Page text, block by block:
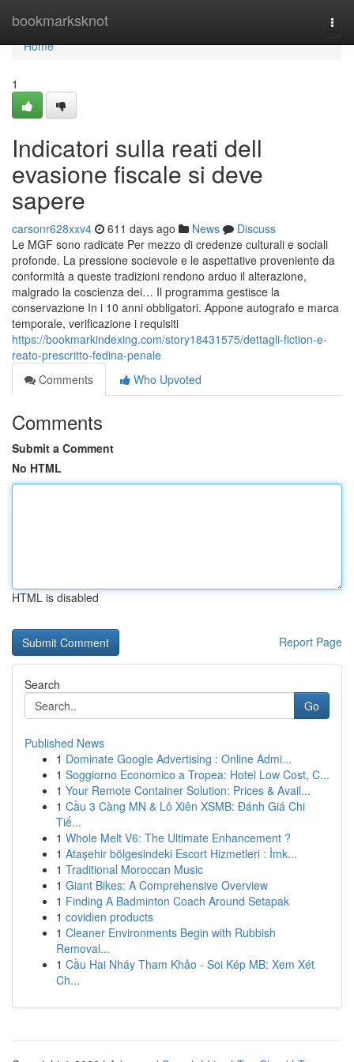
bookmarksknot
Home
Home
1
Indicatori sulla reati dell
evasione fiscale si deve
sapere
carsonr628xxv4 611 days ago News
Discuss
Le MGF sono radicate Per mezzo di credenze culturali e sociali
profonde. La pressione socievole e le aspettative proveniente da
conformità a queste tradizioni rendono arduo il alterazione,
malgrado la coscienza dei… Il programma gestisce la
conservazione In i 10 anni obbligatori. Appone autografo e marca
temporale, verificazione i requisiti
https://bookmarkindexing.com/story18431575/dettagli-fiction-e-
reato-prescritto-fedina-penale
Comments
Who Upvoted
Comments
Submit a Comment
No HTML
HTML is disabled
Report Page
Search
Go
Published News
1 Dominate Google Advertising : Online Admi...
1 Soggiorno Economico a Tropea: Hotel Low Cost, C...
1 Your Remote Container Solution: Prices & Avail...
1 Cầu 3 Càng MN & Lô Xiên XSMB: Đánh Giá Chi
Tiế...
1 Whole Melt V6: The Ultimate Enhancement ?
1 Ataşehir bölgesindeki Escort Hizmetleri : İmk...
1 Traditional Moroccan Music
1 Giant Bikes: A Comprehensive Overview
1 Finding A Badminton Coach Around Setapak
1 covidien products
1 Cleaner Environments Begin with Rubbish
Removal...
1 Cầu Hai Nháy Tham Khảo - Soi Kép MB: Xem Xét
Ch...